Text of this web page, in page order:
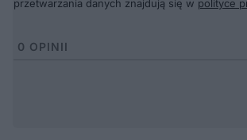
przetwarzania danych znajdują się w polityce
0 OPINII